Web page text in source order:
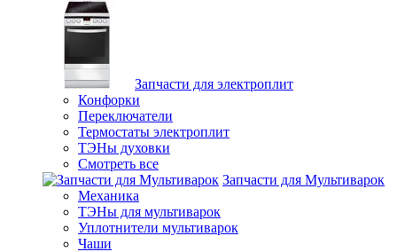
Запчасти для электроплит
Конфорки
Переключатели
Термостаты электроплит
ТЭНы духовки
Смотреть все
Запчасти для Мультиварок
Механика
ТЭНы для мультиварок
Уплотнители мультиварок
Чаши